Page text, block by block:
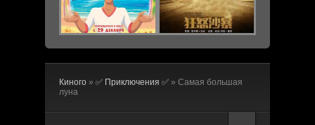
Киного » ✅ Приключения ✅ » Самая большая
луна